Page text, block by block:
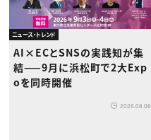
ニュース・トレンド
AI×ECとSNSの実践知が集
結——9月に浜松町で2大Exp
oを同時開催
2026.08.06